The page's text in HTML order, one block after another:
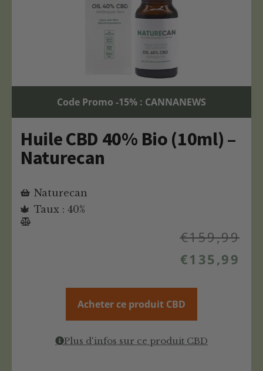
Code Promo -15% : CANNANEWS
Huile CBD 40% Bio (10ml) –
Naturecan
Naturecan
Taux : 40%
€159,99
€135,99
Acheter ce produit CBD
Plus d'infos sur ce produit CBD